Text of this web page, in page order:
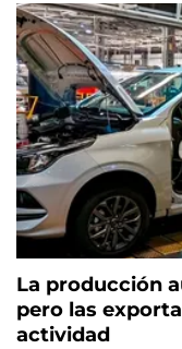
La producción
pero las
actividad